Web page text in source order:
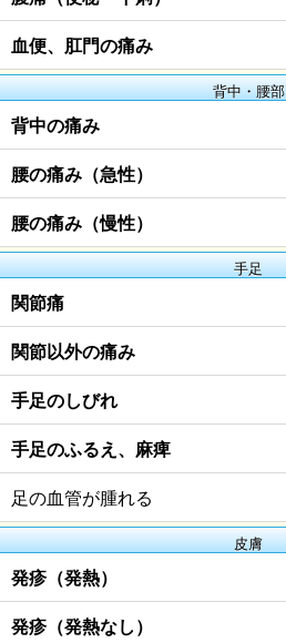
血便、肛門の痛み
背中・腰部
背中の痛み
腰の痛み（急性）
腰の痛み（慢性）
手足
関節痛
関節以外の痛み
手足のしびれ
手足のふるえ、麻痺
足の血管が腫れる
皮膚
発疹（発熱）
発疹（発熱なし）